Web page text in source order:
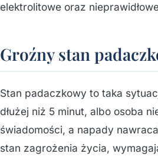
elektrolitowe oraz
Groźny stan
Stan padaczkowy to taka
dłużej niż 5 minut, albo osoba
świadomości, a napady
stan zagrożenia życia,